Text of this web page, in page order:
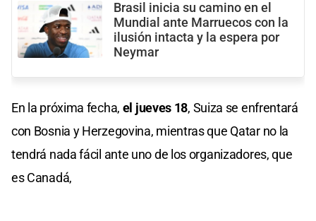
Brasil inicia su camino en el
Mundial ante Marruecos con la
ilusión intacta y la espera por
Neymar
En la próxima fecha, el jueves 18, Suiza se enfrentará
con Bosnia y Herzegovina, mientras que Qatar no la
tendrá nada fácil ante uno de los organizadores, que
es Canadá,